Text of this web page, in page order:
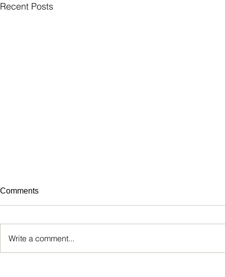
Recent Posts
Comments
Write a comment...